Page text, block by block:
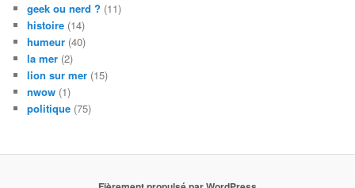
geek ou nerd ? (11)
histoire (14)
humeur (40)
la mer (2)
lion sur mer (15)
nwow (1)
politique (75)